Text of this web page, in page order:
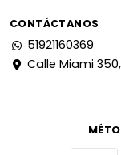
CONTÁCTANOS
51921160369
Calle Miami